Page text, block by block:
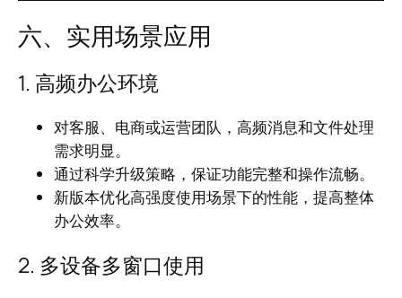
六、实用场景应用
1. 高频办公环境
对客服、电商或运营团队，高频消息和文件处理
需求明显。
通过科学升级策略，保证功能完整和操作流畅。
新版本优化高强度使用场景下的性能，提高整体
办公效率。
2. 多设备多窗口使用